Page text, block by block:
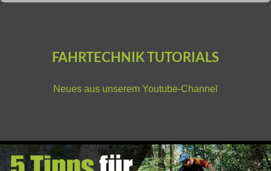
FAHRTECHNIK TUTORIALS
Neues aus unserem Youtube-Channel